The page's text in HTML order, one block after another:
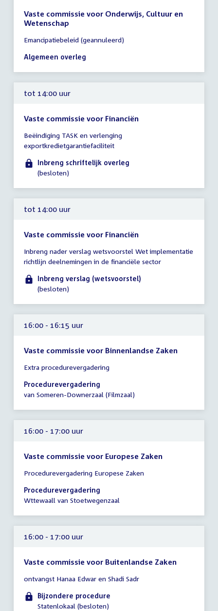
Vaste commissie voor Onderwijs, Cultuur en
Wetenschap
vergadering
14:00
16:00
uur
Emancipatiebeleid (geannuleerd)
Algemeen overleg
tot 14:00 uur
Vaste commissie voor Financiën
vergadering
tot
14:00
uur
Beëindiging TASK en verlenging
exportkredietgarantiefaciliteit
Inbreng schriftelijk overleg
(besloten)
tot 14:00 uur
Vaste commissie voor Financiën
vergadering
tot
14:00
uur
Inbreng nader verslag wetsvoorstel Wet implementatie
richtlijn deelnemingen in de financiële sector
Inbreng verslag (wetsvoorstel)
(besloten)
16:00 - 16:15 uur
Vaste commissie voor Binnenlandse Zaken
vergadering
16:00
uur
Extra procedurevergadering
Procedurevergadering
van Someren-Downerzaal (Filmzaal)
16:00 - 17:00 uur
Vaste commissie voor Europese Zaken
vergadering
16:00
-
uur
Procedurevergadering Europese Zaken
Procedurevergadering
Wttewaall van Stoetwegenzaal
16:00 - 17:00 uur
Vaste commissie voor Buitenlandse Zaken
vergadering
16:00
-
ontvangst Hanaa Edwar en Shadi Sadr
Bijzondere procedure
Statenlokaal (besloten)